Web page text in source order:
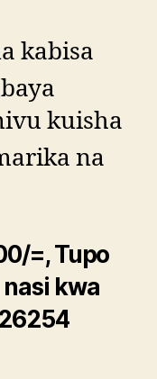
kabisa
kuisha
na
=, Tupo
kwa